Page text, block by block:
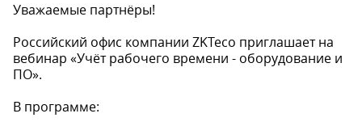
Уважаемые партнёры!
Российский офис компании ZKTeco приглашает на
вебинар «Учёт рабочего времени - оборудование и
ПО».
В программе: